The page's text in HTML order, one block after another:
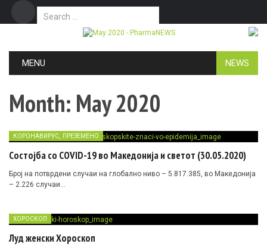
Search for:
MENU NEWS
Month: May 2020
КОРОНАВИРУС, ПРЕЗЕМЕНО
Состојба со COVID-19 во Македонија и светот (30.05.2020)
Број на потврдени случаи на глобално ниво – 5.817.385, во Македонија
– 2.226 случаи…
ХОРОСКОП
Луд женски Хороскоп